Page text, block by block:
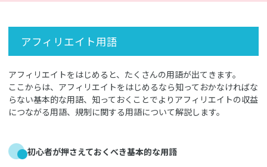
アフィリエイト用語
アフィリエイトをはじめると、たくさんの用語が出てきます。
ここからは、アフィリエイトをはじめるなら知っておかなければな
らない基本的な用語、知っておくことでよりアフィリエイトの収益
につながる用語、規制に関する用語について解説します。
初心者が押さえておくべき基本的な用語